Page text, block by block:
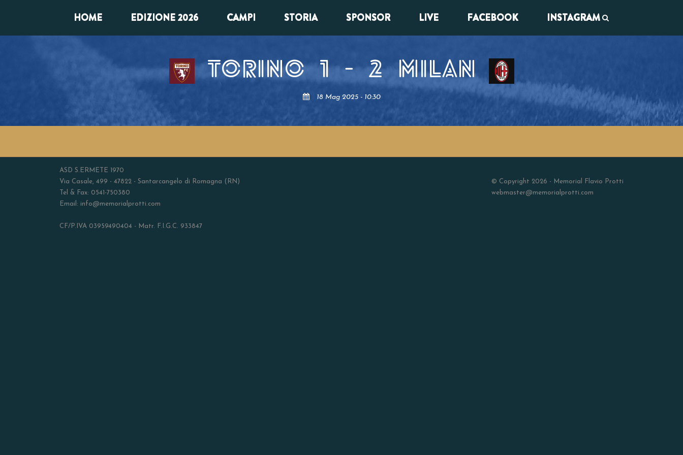
HOME EDIZIONE 2026 CAMPI STORIA SPONSOR LIVE FACEBOOK INSTAGRAM
TORINO 1 - 2 MILAN
18 Mag 2025 - 10:30
ASD S.ERMETE 1970
Via Casale, 499 - 47822 - Santarcangelo di Romagna (RN)
Tel & Fax: 0541-750380
Email: info@memorialprotti.com
CF/P.IVA 03959490404 - Matr. F.I.G.C. 933847
© Copyright 2026 - Memorial Flavio Protti
webmaster@memorialprotti.com